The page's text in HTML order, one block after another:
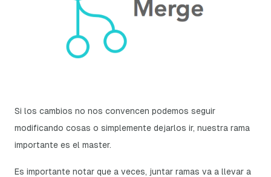
Si los cambios no nos convencen podemos seguir
modificando cosas o simplemente dejarlos ir, nuestra rama
importante es el master.
Es importante notar que a veces, juntar ramas va a llevar a